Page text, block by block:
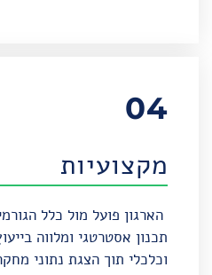
04
מקצועיות
הארגון פועל מול כלל
תכנון אסטרטגי ומלווה
וכלכלי תוך הצגת נתוני